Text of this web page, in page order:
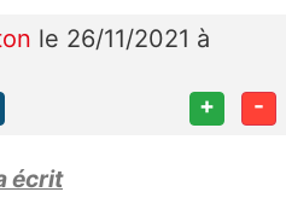
le 26/11/2021 à
+ -
écrit